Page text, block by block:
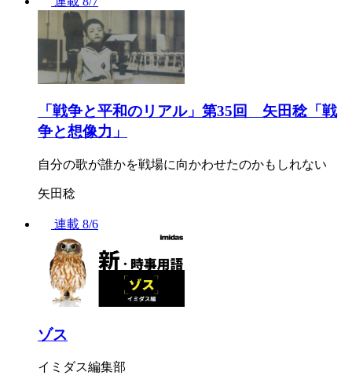
「戦争と平和のリアル」第35回 矢田稔「戦
争と想像力」
自分の歌が誰かを戦場に向かわせたのかもしれない
矢田稔
連載 8/6
ゾス
イミダス編集部